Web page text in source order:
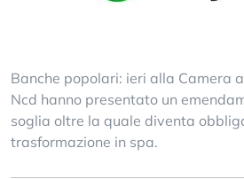
Banche popolari: ieri alla Camera
Ncd hanno presentato un
soglia oltre la quale diventa
trasformazione in spa.